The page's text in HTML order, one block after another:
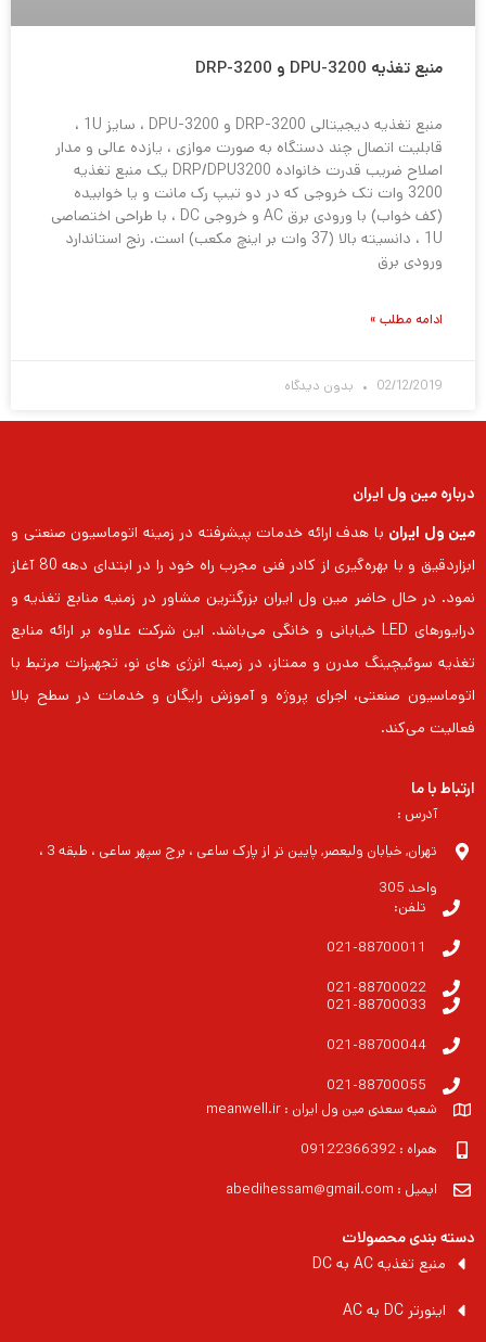
منبع تغذیه DPU-3200 و DRP-3200
منبع تغذیه دیجیتالی DRP-3200 و DPU-3200 ، سایز 1U ،
قابلیت اتصال چند دستگاه به صورت موازی ، یازده عالی و مدار
اصلاح ضریب قدرت خانواده DRP/DPU3200 یک منبع تغذیه
3200 وات تک خروجی که در دو تیپ رک مانت و یا خوابیده
(کف خواب) با ورودی برق AC و خروجی DC ، با طراحی اختصاصی
1U ، دانسیته بالا (37 وات بر اینچ مکعب) است. رنج استاندارد
ورودی برق
ادامه مطلب »
02/12/2019 بدون دیدگاه
درباره مین ول ایران
مین ول ایران با هدف ارائه خدمات پیشرفته در زمینه اتوماسیون صنعتی و
ابزاردقیق و با بهره‌گیری از کادر فنی مجرب راه خود را در ابتدای دهه 80 آغاز
نمود. در حال حاضر مین ول ایران بزرگترین مشاور در زمنیه منابع تغذیه و
درایورهای LED خیابانی و خانگی می‌باشد. این شرکت علاوه بر ارائه منابع
تغذیه سوئیچینگ مدرن و ممتاز، در زمینه انرژی های نو، تجهیزات مرتبط با
اتوماسیون صنعتی، اجرای پروژه و آموزش رایگان و خدمات در سطح بالا
فعالیت می‌کند.
ارتباط با ما
آدرس :
تهران, خیابان ولیعصر, پایین تر از پارک ساعی ، برج سپهر ساعی ، طبقه 3 ،
واحد 305
تلفن:
021-88700011
021-88700022
021-88700033
021-88700044
021-88700055
شعبه سعدی مین ول ایران : meanwell.ir
همراه : 09122366392
ایمیل : abedihessam@gmail.com
دسته بندی محصولات
منبع تغذیه AC به DC
اینورتر DC به AC